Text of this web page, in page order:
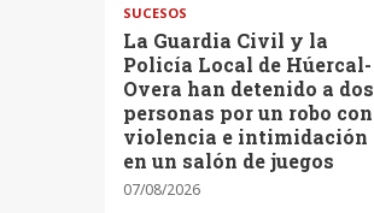
SUCESOS
La Guardia Civil y la
Policía Local de Húercal-
Overa han detenido a dos
personas por un robo con
violencia e intimidación
en un salón de juegos
07/08/2026